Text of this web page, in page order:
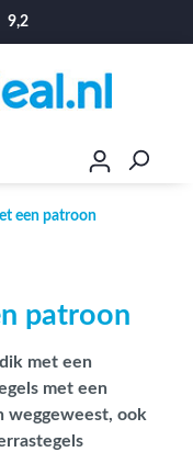
9,2
een patroon
patroon
met een
met een
weggeweest, ook